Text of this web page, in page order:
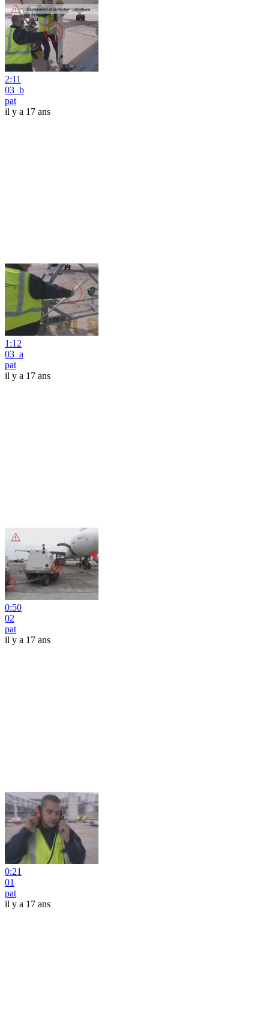
2:11
03_b
pat
il y a 17 ans
1:12
03_a
pat
il y a 17 ans
0:50
02
pat
il y a 17 ans
0:21
01
pat
il y a 17 ans